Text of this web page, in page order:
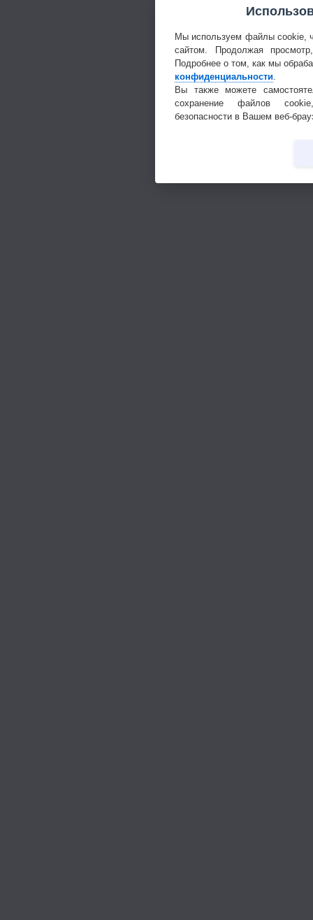
Мы используем файлы cookie,
сайтом. Продолжая
Подробнее о том, как мы
конфиденциальности
Вы также можете
сохранение файлов
безопасности в Вашем веб-